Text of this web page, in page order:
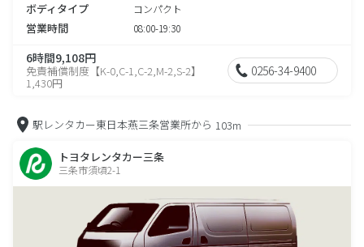
ボディタイプ コンパクト
営業時間 08:00-19:30
6時間9,108円
免責補償制度【K-0,C-1,C-2,M-2,S-2】
1,430円
0256-34-9400
駅レンタカー東日本燕三条営業所から 103m
トヨタレンタカー三条
三条市須頃2-1